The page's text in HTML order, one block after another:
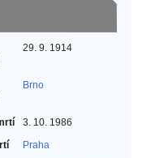
29. 9. 1914
Brno
3. 10. 1986
Praha